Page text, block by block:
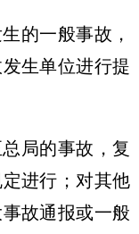
的一般事故，
生单位进行提
局的事故，复
进行；对其他
故通报或一般